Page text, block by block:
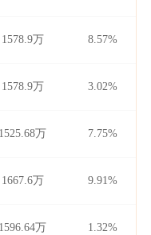
1578.9万 8.57%
1578.9万 3.02%
1525.68万 7.75%
1667.6万 9.91%
1596.64万 1.32%